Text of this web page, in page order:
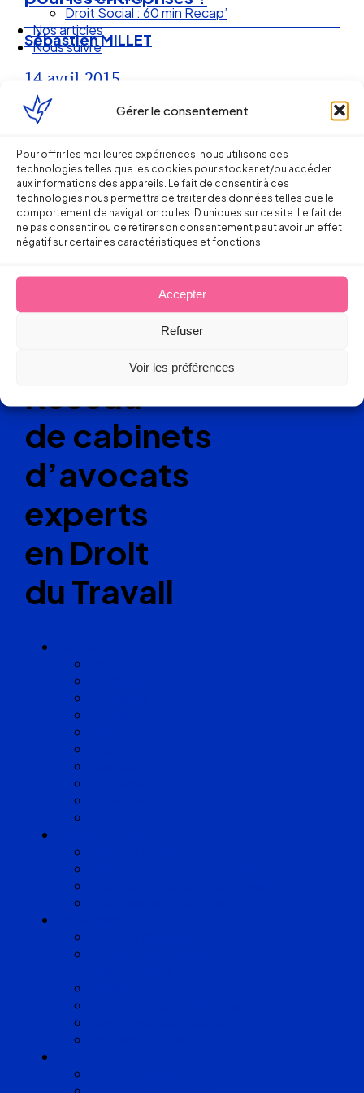
Gérer le consentement
Pour offrir les meilleures expériences, nous utilisons des
technologies telles que les cookies pour stocker et/ou accéder
aux informations des appareils. Le fait de consentir à ces
technologies nous permettra de traiter des données telles que le
comportement de navigation ou les ID uniques sur ce site. Le fait de
ne pas consentir ou de retirer son consentement peut avoir un effet
négatif sur certaines caractéristiques et fonctions.
Accepter
Refuser
Voir les préférences
Droit Social : 60 min Recap’
Nos articles
Nous suivre
Sébastien MILLET
14 avril 2015
Ellipse Avocats
Réseau
de cabinets
d’avocats
experts
en Droit
du Travail